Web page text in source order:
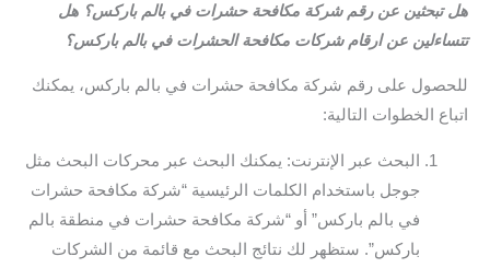
هل تبحثين عن رقم شركة مكافحة حشرات في بالم باركس؟ هل
تتساءلين عن ارقام شركات مكافحة الحشرات في بالم باركس؟
للحصول على رقم شركة مكافحة حشرات في بالم باركس، يمكنك
اتباع الخطوات التالية:
البحث عبر الإنترنت: يمكنك البحث عبر محركات البحث مثل
جوجل باستخدام الكلمات الرئيسية “شركة مكافحة حشرات
في بالم باركس” أو “شركة مكافحة حشرات في منطقة بالم
باركس”. ستظهر لك نتائج البحث مع قائمة من الشركات